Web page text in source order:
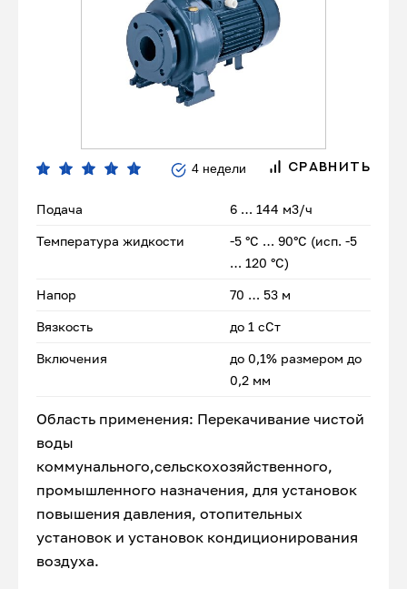
4 недели СРАВНИТЬ
Подача 6 … 144 м3/ч
Температура жидкости
-5 °C … 90°C (исп. -5
… 120 °C)
Напор 70 … 53 м
Вязкость до 1 сСт
Включения
до 0,1% размером до
0,2 мм
Область применения: Перекачивание чистой
воды
коммунального,сельскохозяйственного,
промышленного назначения, для установок
повышения давления, отопительных
установок и установок кондиционирования
воздуха.